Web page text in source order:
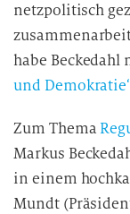
netzpolitisch
habe Beckedahl
und
Zum Thema
Markus
in einem
Mundt